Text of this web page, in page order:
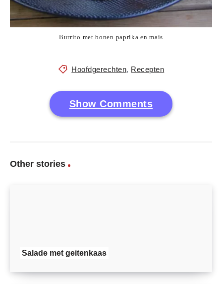
Burrito met bonen paprika en mais
Hoofdgerechten, Recepten
Show Comments
Other stories
Salade met geitenkaas